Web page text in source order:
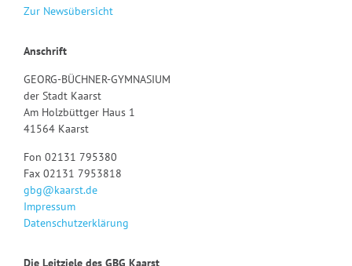
Zur Newsübersicht
Anschrift
GEORG-BÜCHNER-GYMNASIUM
der Stadt Kaarst
Am Holzbüttger Haus 1
41564 Kaarst
Fon 02131 795380
Fax 02131 7953818
gbg@kaarst.de
Impressum
Datenschutzerklärung
Die Leitziele des GBG Kaarst